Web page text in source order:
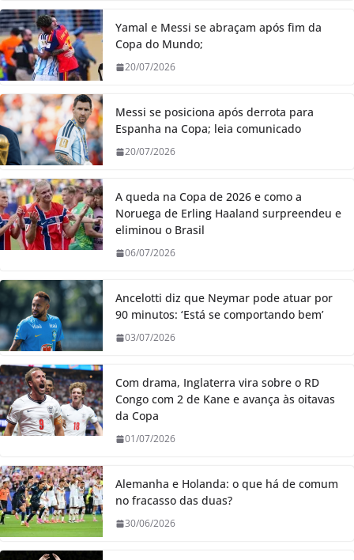
Yamal e Messi se abraçam após fim da
Copa do Mundo;
20/07/2026
Messi se posiciona após derrota para
Espanha na Copa; leia comunicado
20/07/2026
A queda na Copa de 2026 e como a
Noruega de Erling Haaland surpreendeu e
eliminou o Brasil
06/07/2026
Ancelotti diz que Neymar pode atuar por
90 minutos: ‘Está se comportando bem’
03/07/2026
Com drama, Inglaterra vira sobre o RD
Congo com 2 de Kane e avança às oitavas
da Copa
01/07/2026
Alemanha e Holanda: o que há de comum
no fracasso das duas?
30/06/2026